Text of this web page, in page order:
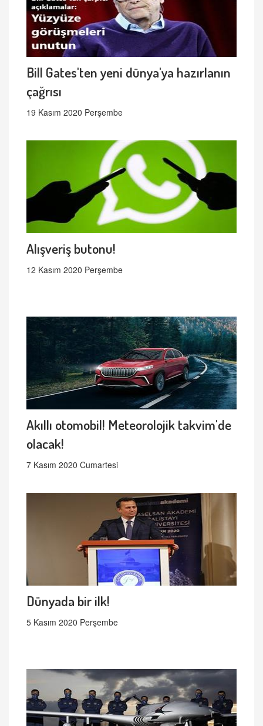
Bill Gates'ten yeni dünya'ya hazırlanın
çağrısı
19 Kasım 2020 Perşembe
Alışveriş butonu!
12 Kasım 2020 Perşembe
Akıllı otomobil! Meteorolojik takvim'de
olacak!
7 Kasım 2020 Cumartesi
Dünyada bir ilk!
5 Kasım 2020 Perşembe